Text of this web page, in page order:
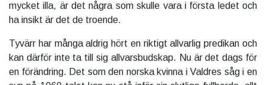
mycket illa, är det några som skulle vara i första ledet och
ha insikt är det de troende.
Tyvärr har många aldrig hört en riktigt allvarlig predikan och
kan därför inte ta till sig allvarsbudskap. Nu är det dags för
en förändring. Det som den norska kvinna i Valdres såg i en